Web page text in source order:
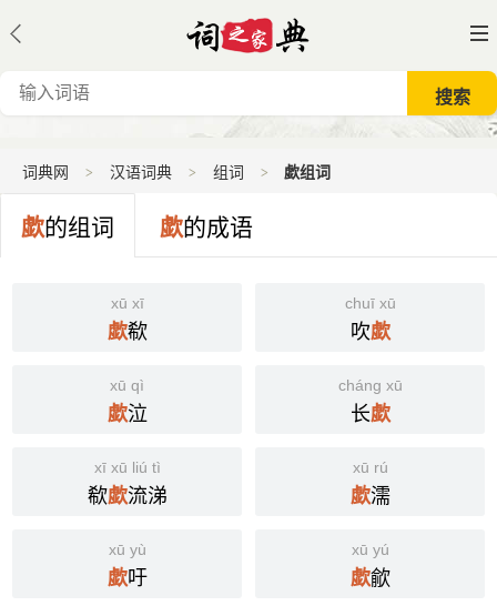
词典网 汉语词典 组词 歔组词
歔的组词 歔的成语
xū xī
歔欷
chuī xū
吹歔
xū qì
歔泣
cháng xū
长歔
xī xū liú tì
欷歔流涕
xū rú
歔濡
xū yù
歔吁
xū yú
歔歈